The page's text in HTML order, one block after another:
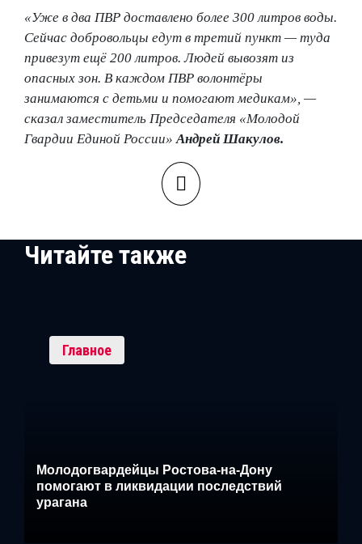
«Уже в два ПВР доставлено более 300 литров воды.
Сейчас добровольцы едут в третий пункт — туда
привезут ещё 200 литров. Людей вывозят из
опасных зон. В каждом ПВР волонтёры
занимаются с детьми и помогают медикам», —
сказал заместитель Председателя «Молодой
Гвардии Единой России»Андрей Шакулов.
Читайте также
Главное
Молодогвардейцы Ростова-на-Дону
помогают в ликвидации последствий
урагана